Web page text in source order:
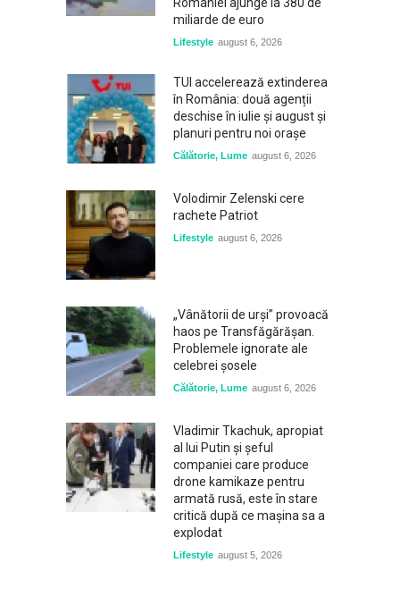
miliarde de euro
Lifestyle august 6, 2026
TUI accelerează extinderea
în România: două agenții
deschise în iulie și august și
planuri pentru noi orașe
Călătorie, Lume august 6, 2026
Volodimir Zelenski cere
rachete Patriot
Lifestyle august 6, 2026
„Vânătorii de urși” provoacă
haos pe Transfăgărășan.
Problemele ignorate ale
celebrei șosele
Călătorie, Lume august 6, 2026
Vladimir Tkachuk, apropiat
al lui Putin și șeful
companiei care produce
drone kamikaze pentru
armată rusă, este în stare
critică după ce mașina sa a
explodat
Lifestyle august 5, 2026